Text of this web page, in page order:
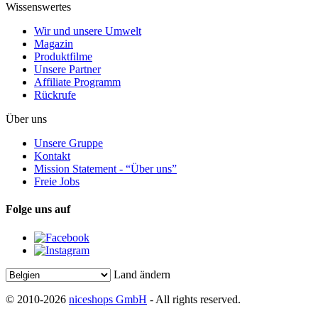
Wissenswertes
Wir und unsere Umwelt
Magazin
Produktfilme
Unsere Partner
Affiliate Programm
Rückrufe
Über uns
Unsere Gruppe
Kontakt
Mission Statement - “Über uns”
Freie Jobs
Folge uns auf
Land ändern
© 2010-2026 niceshops GmbH - All rights reserved.